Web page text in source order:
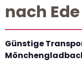
nach Ede
Günstige